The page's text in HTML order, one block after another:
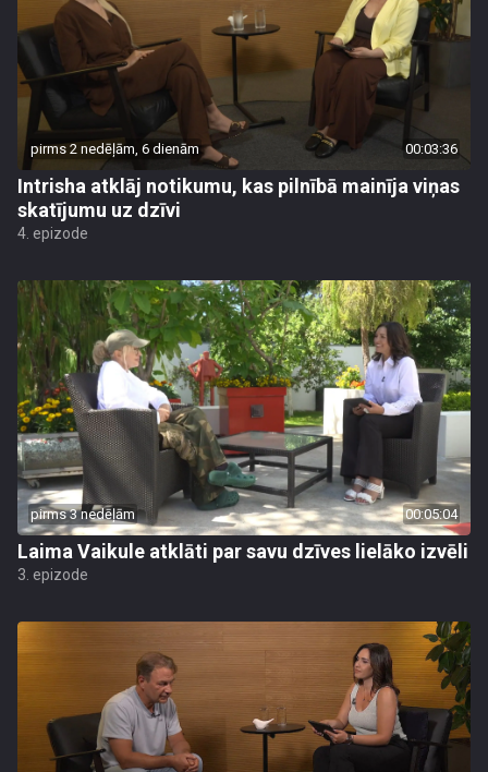
pirms 2 nedēļām, 6 dienām 00:03:36
Intrisha atklāj notikumu, kas pilnībā mainīja viņas
skatījumu uz dzīvi
4. epizode
pirms 3 nedēļām 00:05:04
Laima Vaikule atklāti par savu dzīves lielāko izvēli
3. epizode